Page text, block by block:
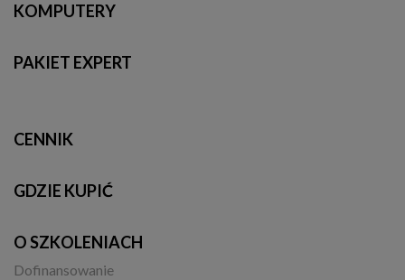
KOMPUTERY
PAKIET EXPERT
CENNIK
GDZIE KUPIĆ
O SZKOLENIACH
Dofinansowanie